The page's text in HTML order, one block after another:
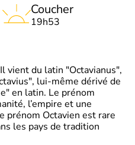
Coucher
19h53
vient du latin "Octavianus",
lui-même dérivé de
en latin. Le prénom
l’empire et une
prénom Octavien est rare
les pays de tradition